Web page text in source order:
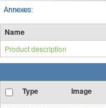
Annexes:
Name
Product description
Type Image